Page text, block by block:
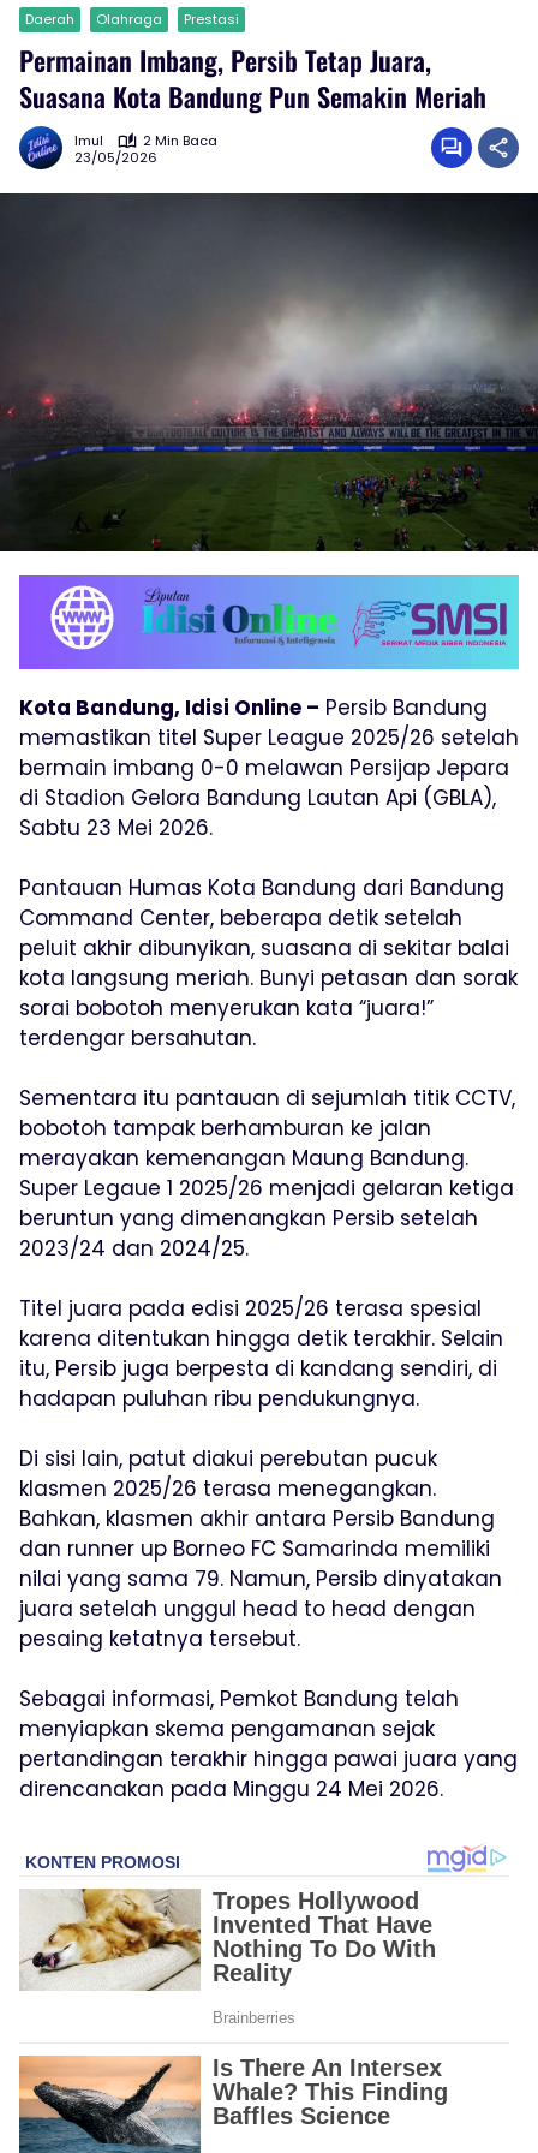
Daerah Olahraga Prestasi
Permainan Imbang, Persib Tetap Juara,
Suasana Kota Bandung Pun Semakin Meriah
Imul
2 Min Baca
23/05/2026
Kota Bandung, Idisi Online – Persib Bandung
memastikan titel Super League 2025/26 setelah
bermain imbang 0-0 melawan Persijap Jepara
di Stadion Gelora Bandung Lautan Api (GBLA),
Sabtu 23 Mei 2026.
Pantauan Humas Kota Bandung dari Bandung
Command Center, beberapa detik setelah
peluit akhir dibunyikan, suasana di sekitar balai
kota langsung meriah. Bunyi petasan dan sorak
sorai bobotoh menyerukan kata “juara!”
terdengar bersahutan.
Sementara itu pantauan di sejumlah titik CCTV,
bobotoh tampak berhamburan ke jalan
merayakan kemenangan Maung Bandung.
Super Legaue 1 2025/26 menjadi gelaran ketiga
beruntun yang dimenangkan Persib setelah
2023/24 dan 2024/25.
Titel juara pada edisi 2025/26 terasa spesial
karena ditentukan hingga detik terakhir. Selain
itu, Persib juga berpesta di kandang sendiri, di
hadapan puluhan ribu pendukungnya.
Di sisi lain, patut diakui perebutan pucuk
klasmen 2025/26 terasa menegangkan.
Bahkan, klasmen akhir antara Persib Bandung
dan runner up Borneo FC Samarinda memiliki
nilai yang sama 79. Namun, Persib dinyatakan
juara setelah unggul head to head dengan
pesaing ketatnya tersebut.
Sebagai informasi, Pemkot Bandung telah
menyiapkan skema pengamanan sejak
pertandingan terakhir hingga pawai juara yang
direncanakan pada Minggu 24 Mei 2026.